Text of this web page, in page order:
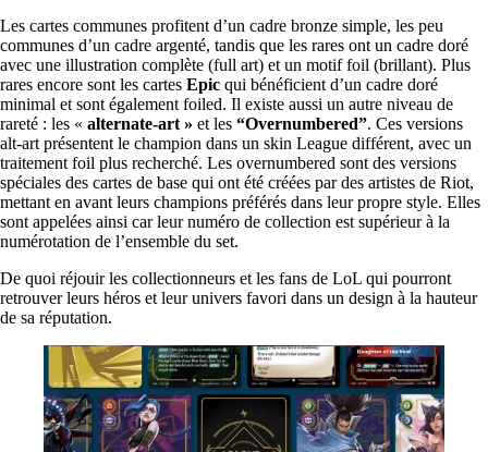
Les cartes communes profitent d’un cadre bronze simple, les peu
communes d’un cadre argenté, tandis que les rares ont un cadre doré
avec une illustration complète (full art) et un motif foil (brillant). Plus
rares encore sont les cartes Epic qui bénéficient d’un cadre doré
minimal et sont également foiled. Il existe aussi un autre niveau de
rareté : les « alternate-art » et les “Overnumbered”. Ces versions
alt-art présentent le champion dans un skin League différent, avec un
traitement foil plus recherché. Les overnumbered sont des versions
spéciales des cartes de base qui ont été créées par des artistes de Riot,
mettant en avant leurs champions préférés dans leur propre style. Elles
sont appelées ainsi car leur numéro de collection est supérieur à la
numérotation de l’ensemble du set.
De quoi réjouir les collectionneurs et les fans de LoL qui pourront
retrouver leurs héros et leur univers favori dans un design à la hauteur
de sa réputation.